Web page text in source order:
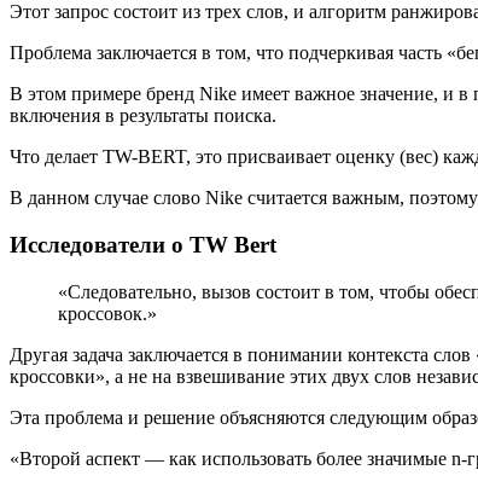
Этот запрос состоит из трех слов, и алгоритм
Проблема заключается в том, что подчеркивая часть
В этом примере бренд Nike имеет важное значение, и в
включения в результаты поиска.
Что делает TW-BERT, это присваивает оценку (вес)
В данном случае слово Nike считается важным,
Исследователи о TW Bert
«Следовательно, вызов состоит в том, чтобы
кроссовок.»
Другая задача заключается в понимании контекста
кроссовки», а не на взвешивание этих двух слов
Эта проблема и решение объясняются следующим
«Второй аспект — как использовать более значимые